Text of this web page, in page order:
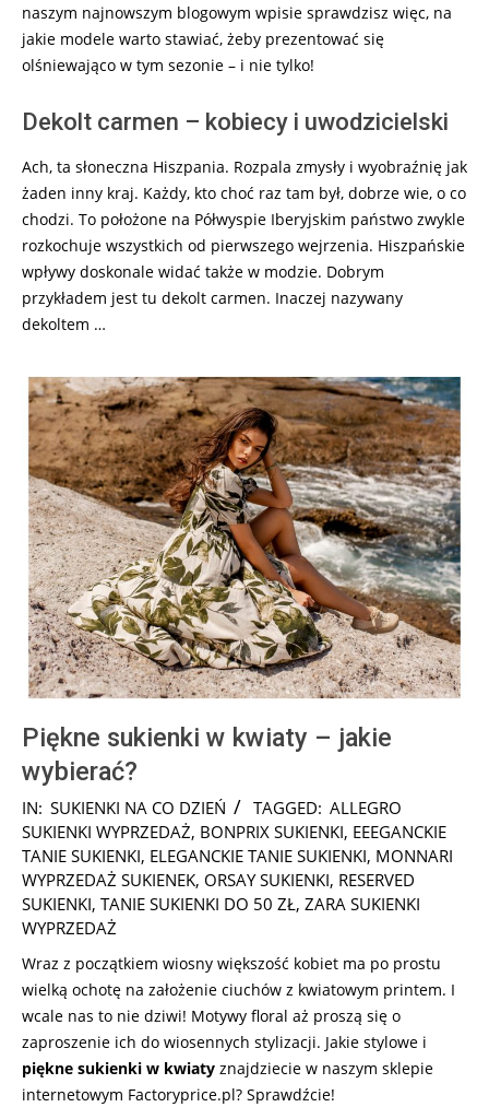
naszym najnowszym blogowym wpisie sprawdzisz więc, na
jakie modele warto stawiać, żeby prezentować się
olśniewająco w tym sezonie – i nie tylko!
Dekolt carmen – kobiecy i uwodzicielski
Ach, ta słoneczna Hiszpania. Rozpala zmysły i wyobraźnię jak
żaden inny kraj. Każdy, kto choć raz tam był, dobrze wie, o co
chodzi. To położone na Półwyspie Iberyjskim państwo zwykle
rozkochuje wszystkich od pierwszego wejrzenia. Hiszpańskie
wpływy doskonale widać także w modzie. Dobrym
przykładem jest tu dekolt carmen. Inaczej nazywany
dekoltem …
Piękne sukienki w kwiaty – jakie
wybierać?
2025-
07-
24
IN: SUKIENKI NA CO DZIEŃ TAGGED: ALLEGRO
SUKIENKI WYPRZEDAŻ, BONPRIX SUKIENKI, EEEGANCKIE
TANIE SUKIENKI, ELEGANCKIE TANIE SUKIENKI, MONNARI
WYPRZEDAŻ SUKIENEK, ORSAY SUKIENKI, RESERVED
SUKIENKI, TANIE SUKIENKI DO 50 ZŁ, ZARA SUKIENKI
WYPRZEDAŻ
Wraz z początkiem wiosny większość kobiet ma po prostu
wielką ochotę na założenie ciuchów z kwiatowym printem. I
wcale nas to nie dziwi! Motywy floral aż proszą się o
zaproszenie ich do wiosennych stylizacji. Jakie stylowe i
piękne sukienki w kwiaty znajdziecie w naszym sklepie
internetowym Factoryprice.pl? Sprawdźcie!